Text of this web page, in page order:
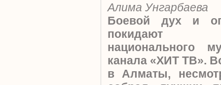
Алима Унгарбаева
Боевой дух и
покидают
национального
канала «ХИТ ТВ».
в Алматы,